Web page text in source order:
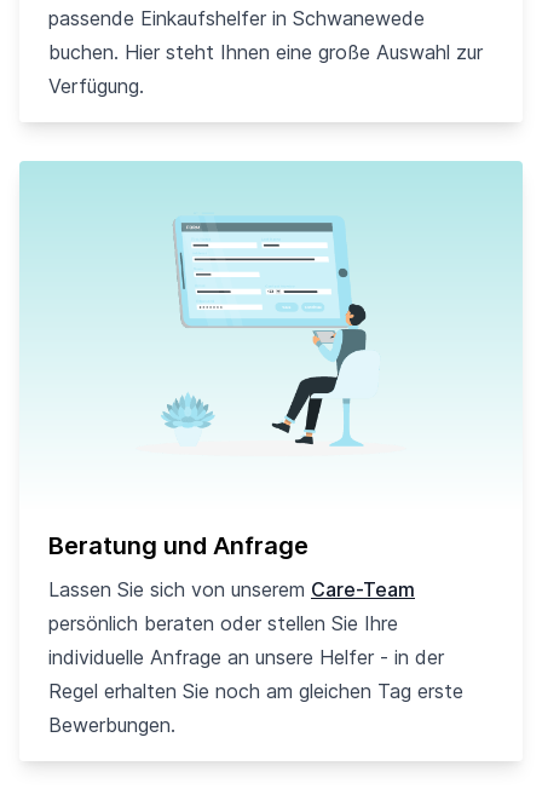
passende Einkaufshelfer in Schwanewede
buchen. Hier steht Ihnen eine große Auswahl zur
Verfügung.
Beratung und Anfrage
Lassen Sie sich von unserem Care-Team
persönlich beraten oder stellen Sie Ihre
individuelle Anfrage an unsere Helfer - in der
Regel erhalten Sie noch am gleichen Tag erste
Bewerbungen.